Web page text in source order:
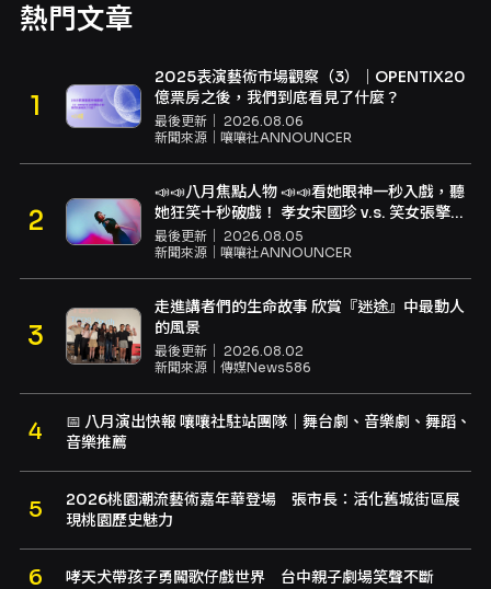
熱門文章
2025表演藝術市場觀察（3）｜OPENTIX20
億票房之後，我們到底看見了什麼？
最後更新｜ 2026.08.06
新聞來源｜ 嚷嚷社ANNOUNCER
📣📣八月焦點人物 📣📣看她眼神一秒入戲，聽
她狂笑十秒破戲！ 孝女宋國珍 v.s. 笑女張擎
佳：本是同根生，相約壓車別太急
最後更新｜ 2026.08.05
新聞來源｜ 嚷嚷社ANNOUNCER
走進講者們的生命故事 欣賞『迷途』中最動人
的風景
最後更新｜ 2026.08.02
新聞來源｜ 傳媒News586
📅 八月演出快報 嚷嚷社駐站團隊｜舞台劇、音樂劇、舞蹈、
音樂推薦
2026桃園潮流藝術嘉年華登場 張市長：活化舊城街區展
現桃園歷史魅力
哮天犬帶孩子勇闖歌仔戲世界 台中親子劇場笑聲不斷